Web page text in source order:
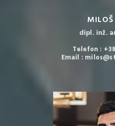
dipl. inž.
Telefon :
Email :